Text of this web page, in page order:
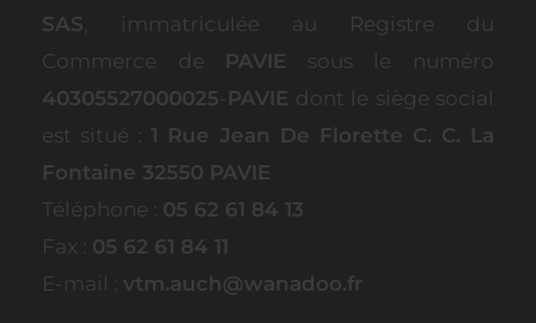
SAS , immatriculée au Registre du
Commerce de PAVIE sous le numéro
40305527000025- PAVIE dont le siège social
est situé : 1 Rue Jean De Florette C. C. La
Fontaine 32550 PAVIE
Téléphone : 05 62 61 84 13
Fax : 05 62 61 84 11
E-mail : vtm.auch@wanadoo.fr